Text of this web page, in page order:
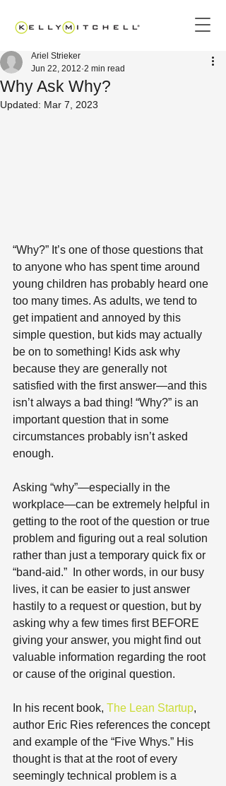
Why Ask Why?
Ariel Strieker
Jun 22, 2012 2 min read
Updated: Mar 7, 2023
“Why?” It’s one of those questions that
to anyone who has spent time around
young children has probably heard one
too many times. As adults, we tend to
get impatient and annoyed by this
simple question, but kids may actually
be on to something! Kids ask why
because they are generally not
satisfied with the first answer—and this
isn’t always a bad thing! “Why?” is an
important question that in some
circumstances probably isn’t asked
enough.
Asking “why”—especially in the
workplace—can be extremely helpful in
getting to the root of the question or true
problem and figuring out a real solution
rather than just a temporary quick fix or
“band-aid.”  In other words, in our busy
lives, it can be easier to just answer
hastily to a request or question, but by
asking why a few times first BEFORE
giving your answer, you might find out
valuable information regarding the root
or cause of the original question.
In his recent book, The Lean Startup,
author Eric Ries references the concept
and example of the “Five Whys.” His
thought is that at the root of every
seemingly technical problem is a